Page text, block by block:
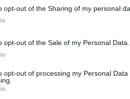
opt-out of the Sharing of my personal
opt-out of the Sale of my Personal Data.
opt-out of processing my Personal Data
docenić walkę swoich
i cieszyć się wolnością.
bardzo wiele rocznic
ty, jak my byśmy zachowali